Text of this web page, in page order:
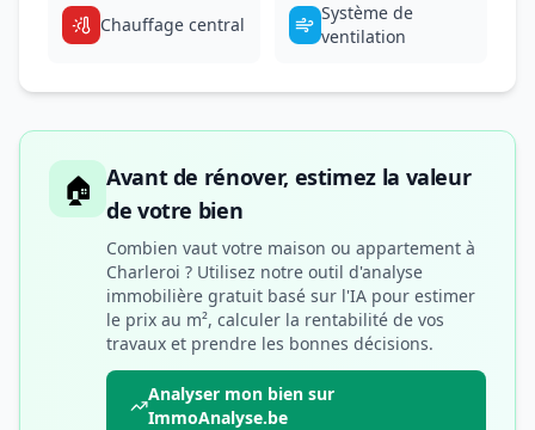
Chauffage central
Système de
ventilation
🏠 Avant de rénover, estimez la valeur
de votre bien
Combien vaut votre maison ou appartement à
Charleroi ? Utilisez notre outil d'analyse
immobilière gratuit basé sur l'IA pour estimer
le prix au m², calculer la rentabilité de vos
travaux et prendre les bonnes décisions.
Analyser mon bien sur
ImmoAnalyse.be